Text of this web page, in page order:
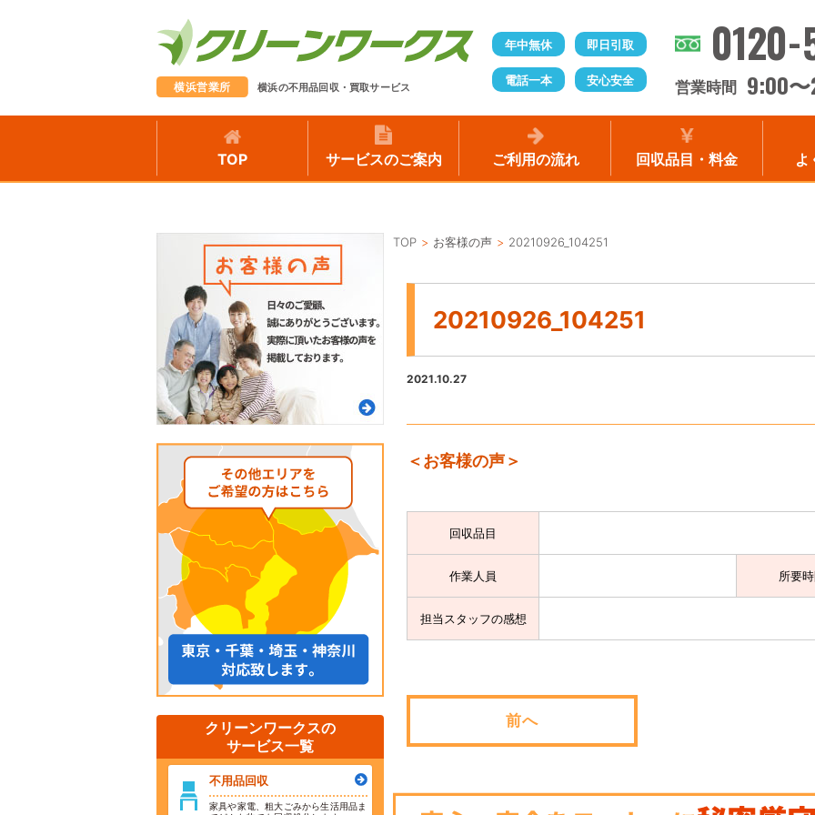
横浜営業所 横浜の不用品回収・買取サービス
年中無休 即日引取
電話一本 安心安全 営業時間 9:00〜
TOP サービスのご案内 ご利用の流れ 回収品目・料金 よ
TOP お客様の声 20210926_104251
20210926_104251
2021.10.27
＜お客様の声＞
回収品目
作業人員 所要
担当スタッフの感想
前へ
クリーンワークスの
サービス一覧
不用品回収
家具や家電、粗大ごみから生活用品ま